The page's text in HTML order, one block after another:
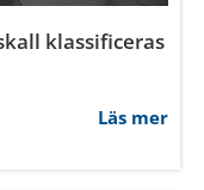
klassificeras
Läs mer